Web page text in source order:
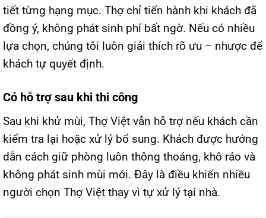
tiết từng hạng mục. Thợ chỉ tiến hành khi khách đã
đồng ý, không phát sinh phí bất ngờ. Nếu có nhiều
lựa chọn, chúng tôi luôn giải thích rõ ưu – nhược để
khách tự quyết định.
Có hỗ trợ sau khi thi công
Sau khi khử mùi, Thợ Việt vẫn hỗ trợ nếu khách cần
kiểm tra lại hoặc xử lý bổ sung. Khách được hướng
dẫn cách giữ phòng luôn thông thoáng, khô ráo và
không phát sinh mùi mới. Đây là điều khiến nhiều
người chọn Thợ Việt thay vì tự xử lý tại nhà.